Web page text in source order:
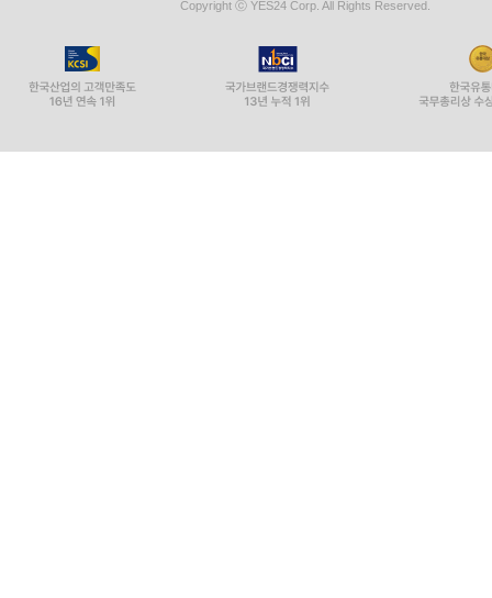
Copyright ⓒ YES24 Corp. All Rights Reserved.